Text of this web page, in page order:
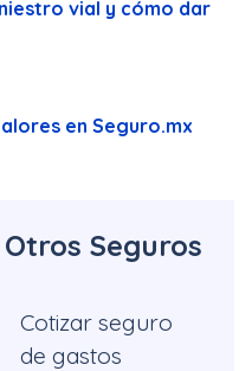
vial y cómo dar
en Seguro.mx
Otros Seguros
Cotizar seguro
de gastos